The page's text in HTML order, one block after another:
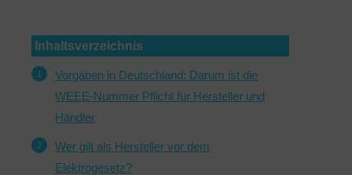
Inhaltsverzeichnis
Vorgaben in Deutschland: Darum ist die
WEEE-Nummer Pflicht für Hersteller und
Händler
Wer gilt als Hersteller vor dem
Elektrogesetz?